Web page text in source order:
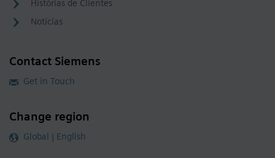
Histórias de Clientes
Notícias
Contact Siemens
Get in Touch
Change region
Global | English